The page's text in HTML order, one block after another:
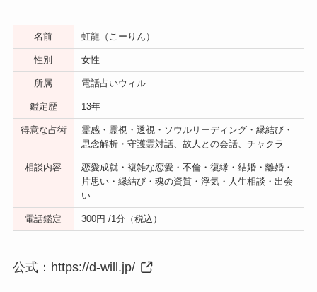
名前 虹龍（こーりん）
性別 女性
所属 電話占いウィル
鑑定歴 13年
得意な占術
霊感・霊視・透視・ソウルリーディング・縁結び・
思念解析・守護霊対話、故人との会話、チャクラ
相談内容
恋愛成就・複雑な恋愛・不倫・復縁・結婚・離婚・
片思い・縁結び・魂の資質・浮気・人生相談・出会
い
電話鑑定 300円 /1分（税込）
公式： https://d-will.jp/